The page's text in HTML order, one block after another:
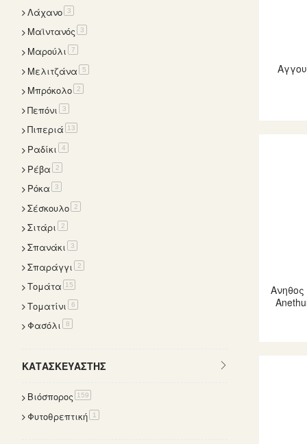
Λάχανο 3items
Μαϊντανός 3items
Μαρούλι 7items
Μελιτζάνα 5items
Μπρόκολο 2items
Πεπόνι 3items
Πιπεριά 13
Ραδίκι 4
Ρέβα 2items
Ρόκα 3items
Σέσκουλο 2items
Σιτάρι 2items
Σπανάκι 3items
Σπαράγγι 2items
Τομάτα 15
Τοματίνι 6items
Φασόλι 8items
ΚΑΤΑΣΚΕΥΑΣΤΉΣ
Βιόσπορος 159
Φυτοθρεπτική 1